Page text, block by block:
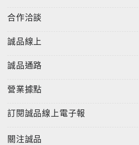
合作洽談
誠品線上
誠品通路
營業據點
訂閱誠品線上電子報
關注誠品